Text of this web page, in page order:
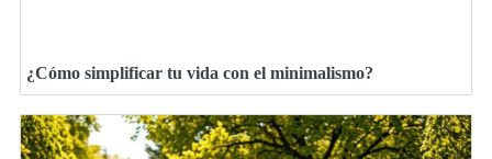
¿Cómo simplificar tu vida con el minimalismo?